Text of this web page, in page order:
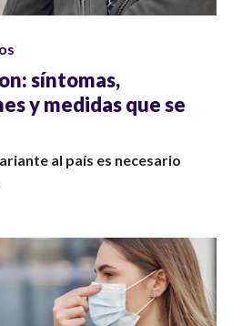
síntomas,
y medidas que se
al país es necesario